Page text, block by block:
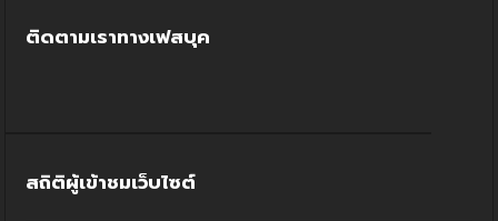
ติดตามเราทางเฟสบุค
สถิติผู้เข้าชมเว็บไซต์